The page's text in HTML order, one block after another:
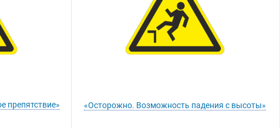
препятствие» «Осторожно. Возможность падения с высоты»